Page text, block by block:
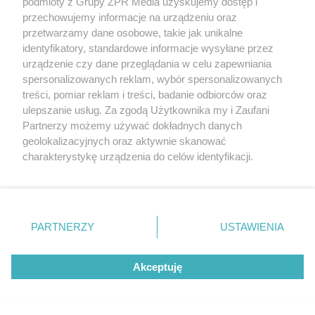
konstruktor. Miał swój udział w
historii marki Zenith
Najpiękniejsze kąpieliska w
Śląskiem. Niektóre wyglądają jak z
przechowujemy informacje na urządzeniu oraz
przetwarzamy dane osobowe, takie jak unikalne
identyfikatory, standardowe informacje wysyłane przez
urządzenie czy dane przeglądania w celu zapewniania
spersonalizowanych reklam, wybór spersonalizowanych
treści, pomiar reklam i treści, badanie odbiorców oraz
ulepszanie usług. Za zgodą Użytkownika my i Zaufani
Partnerzy możemy używać dokładnych danych
geolokalizacyjnych oraz aktywnie skanować
charakterystykę urządzenia do celów identyfikacji.
zmienić/wycofać klikając przycisk ustawień prywatności
znajdujący się w lewym dolnym rogu strony
rodzaje przetwarzania danych nie wymagają zgody
użytkownika, ale masz prawo sprzeciwić się takiemu
przetwarzaniu. Preferencje będą miały zastosowanie tylko
PARTNERZY USTAWIENIA
Akceptuję